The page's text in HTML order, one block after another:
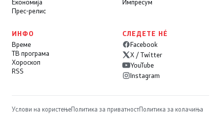
Економија
Прес-релис
Импресум
ИНФО
Време
ТВ програма
Хороскоп
RSS
СЛЕДЕТЕ НÉ
Facebook
X / Twitter
YouTube
Instagram
Услови на користењеПолитика за приватностПолитика за колачиња